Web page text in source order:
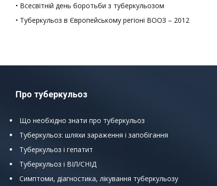
• Всесвітній день боротьби з туберкульозом
• Туберкульоз в Європейському регіоні ВООЗ – 2012
Про туберкульоз
Що необхідно знати про туберкульоз
Туберкульоз: шляхи зараження і запобігання
Туберкульоз і гепатит
Туберкульоз і ВІЛ/СНІД
Симптоми, діагностика, лікування туберкульозу